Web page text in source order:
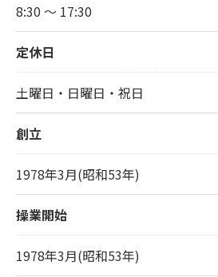
8:30 ～ 17:30
定休日
土曜日・日曜日・祝日
創立
1978年3月(昭和53年)
操業開始
1978年3月(昭和53年)